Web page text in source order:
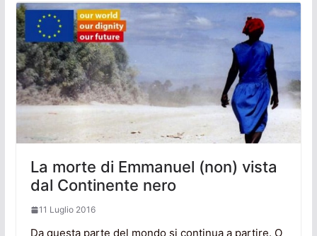
La morte di Emmanuel (non) vista
dal Continente nero
11 Luglio 2016
Da questa parte del mondo si continua a partire. O